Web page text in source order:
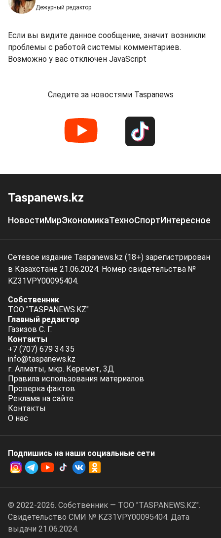
Дежурный редактор
Если вы видите данное сообщение, значит возникли
проблемы с работой системы комментариев.
Возможно у вас отключен JavaScript
Следите за новостями Taspanews
Taspanews.kz
НовостиМирЭкономикаТехноСпортИнтересное
Сетевое издание Taspanews.kz (18+) зарегистрирован
в Казахстане 21.06.2024. Номер свидетельства №
KZ31VPY00095404.
Собственник
ТОО "TASPANEWS.KZ"
Главный редактор
Газизов С. Г.
Контакты
+7 (707) 679 34 35
info@taspanews.kz
г. Алматы, мкр. Керемет, 3Д
Правила использования материалов
Проверка фактов
Реклама на сайте
Контакты
О нас
Подпишись на наши социальные cети
© 2022-2026. Собственник — ТОО "TASPANEWS.KZ".
Cвидетельство СМИ № KZ31VPY00095404. Дата
выдачи 21.06.2024.